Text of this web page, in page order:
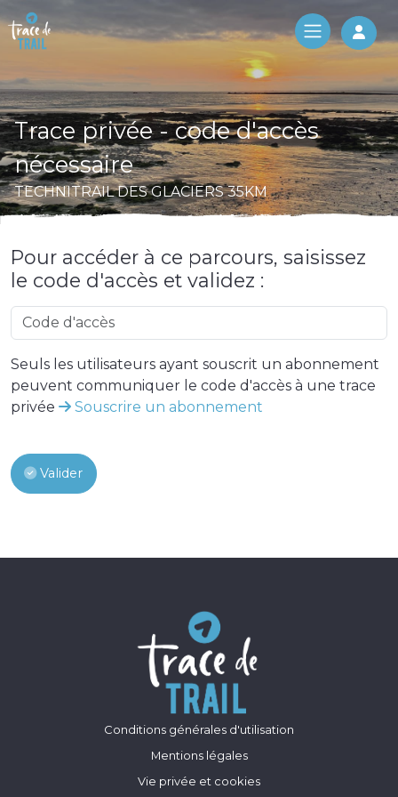
Log
Trace privée - code d'accès
nécessaire
TECHNITRAIL DES GLACIERS 35KM
Pour accéder à ce parcours, saisissez
le code d'accès et validez :
Seuls les utilisateurs ayant souscrit un abonnement
peuvent communiquer le code d'accès à une trace
privée
Souscrire un abonnement
Valider
Conditions générales d'utilisation
Mentions légales
Vie privée et cookies